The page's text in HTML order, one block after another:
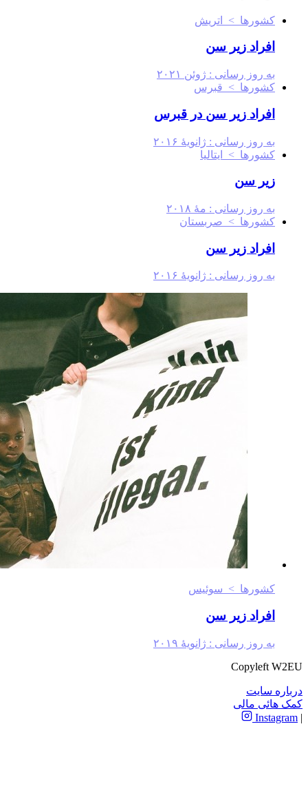
کشورها > اتریش
افراد زیر سن
به روز رسانی : ژوئن ۲۰۲۱
کشورها > قبرس
افراد زیر سن در قبرس
به روز رسانی : ژانویهٔ ۲۰۱۶
کشورها > ایتالیا
زیر سن
به روز رسانی : مهٔ ۲۰۱۸
کشورها > صربستان
افراد زیر سن
به روز رسانی : ژانویهٔ ۲۰۱۶
کشورها > سوئیس
افراد زیر سن
به روز رسانی : ژانویهٔ ۲۰۱۹
Copyleft
سایت
مالی